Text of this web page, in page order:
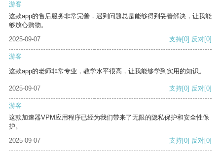
游客
这款app的售后服务非常完善，遇到问题总是能够得到妥善解决，让我能
够放心购物。
2025-09-07
支持[0] 反对[0]
游客
这款app的老师非常专业，教学水平很高，让我能够学到实用的知识。
2025-09-07 支持[0] 反对[0]
游客
这款加速器VPM应用程序已经为我们带来了无限的隐私保护和安全性保
护。
2025-09-07
支持[0] 反对[0]